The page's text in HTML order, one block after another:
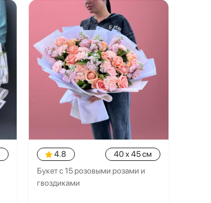
4.8
40 x 45 см
Букет с 15 розовыми розами и
гвоздиками